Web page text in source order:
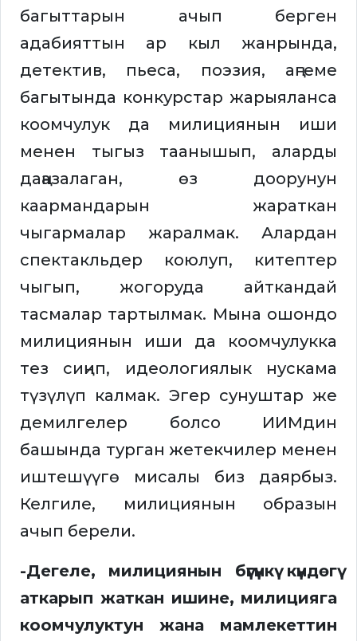
багыттарын ачып берген
адабияттын ар кыл жанрында,
детектив, пьеса, поэзия, аңгеме
багытында конкурстар жарыяланса
коомчулук да милициянын иши
менен тыгыз таанышып, аларды
даңазалаган, өз доорунун
каармандарын жараткан
чыгармалар жаралмак. Алардан
спектакльдер коюлуп, китептер
чыгып, жогоруда айткандай
тасмалар тартылмак. Мына ошондо
милициянын иши да коомчулукка
тез сиңип, идеологиялык нускама
түзүлүп калмак. Эгер сунуштар же
демилгелер болсо ИИМдин
башында турган жетекчилер менен
иштешүүгө мисалы биз даярбыз.
Келгиле, милициянын образын
ачып берели.
-Дегеле, милициянын бүгүнкү күндөгү
аткарып жаткан ишине, милицияга
коомчулуктун жана мамлекеттин